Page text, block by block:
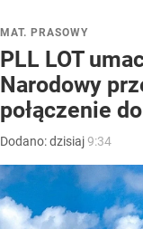
MAT. PRASOWY
PLL LOT
Narodowy
połączenie
Dodano:dzisiaj9:34